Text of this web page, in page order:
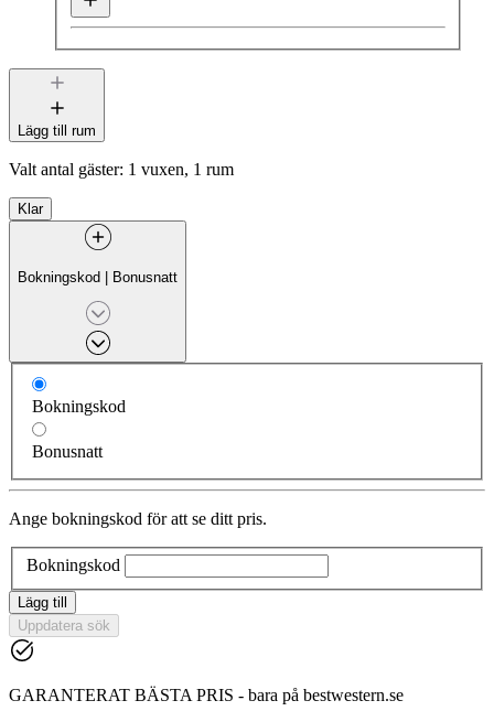
Lägg till rum
Valt antal gäster: 1 vuxen, 1 rum
Klar
Bokningskod | Bonusnatt
Bokningskod
Bonusnatt
Ange bokningskod för att se ditt pris.
Bokningskod
Lägg till
Uppdatera sök
GARANTERAT BÄSTA PRIS - bara på bestwestern.se